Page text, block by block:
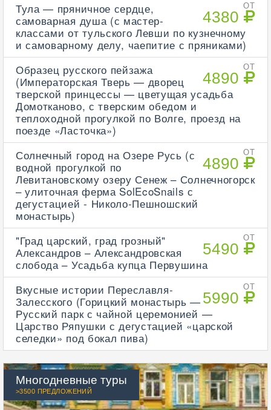
ОТ
4380
Тула — пряничное сердце,
самоварная душа (с мастер-
классами от тульского Левши по кузнечному
и самоварному делу, чаепитие с пряниками)
ОТ
4890
Образец русского пейзажа
(Императорская Тверь — дворец
тверской принцессы — цветущая усадьба
Домотканово, с тверским обедом и
теплоходной прогулкой по Волге, проезд на
поезде «Ласточка»)
ОТ
4890
Солнечный город на Озере Русь (с
водной прогулкой по
Левитановскому озеру Сенеж – Солнечногорск
– улиточная ферма SolEcoSnails с
дегустацией - Николо-Пешношский
монастырь)
ОТ
5490
"Град царский, град грозный"
Александров – Александровская
слобода – Усадьба купца Первушина
ОТ
5990
Вкусные истории Переславля-
Залесского (Горицкий монастырь —
Русский парк с чайной церемонией —
Царство Ряпушки с дегустацией «царской
селедки» под бокал пива)
Многодневные туры
>3500 ПРЕДЛОЖЕНИЙ